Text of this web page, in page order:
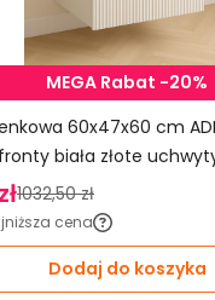
MEGA Rabat -20%
60x47x60 cm
biała złote
1032,50 zł
cena
Dodaj do koszyka